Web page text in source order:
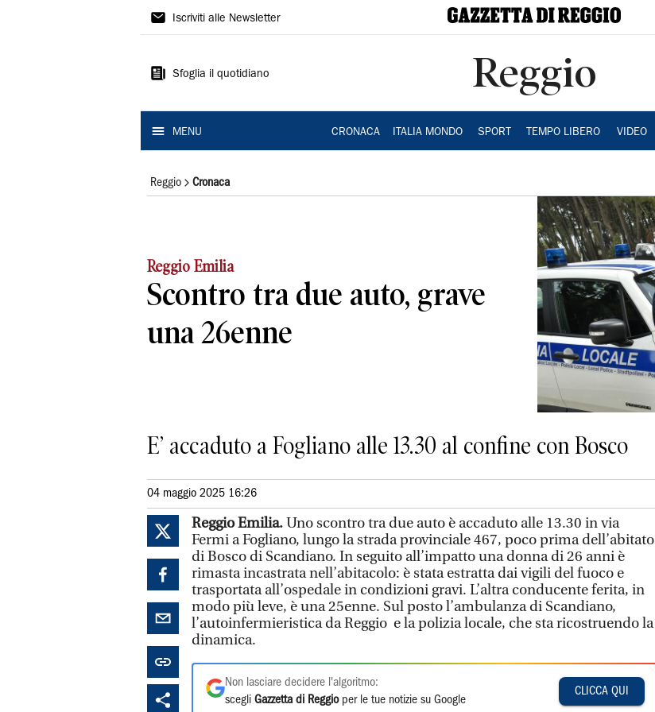
Gazzetta
Reggio
Iscriviti alle Newsletter
Sfoglia il quotidiano Reggio
MENU CRONACA ITALIA MONDO SPORT TEMPO LIBERO VIDEO
Reggio Cronaca
Reggio Emilia
Scontro tra due auto, grave
una 26enne
E’ accaduto a Fogliano alle 13.30 al confine con Bosco
04 maggio 2025 16:26
Reggio Emilia.Uno scontro tra due auto è accaduto alle 13.30 in via
Fermi a Fogliano, lungo la strada provinciale 467, poco prima dell’abitato
di Bosco di Scandiano. In seguito all’impatto una donna di 26 anni è
rimasta incastrata nell’abitacolo: è stata estratta dai vigili del fuoco e
trasportata all’ospedale in condizioni gravi. L’altra conducente ferita, in
modo più leve, è una 25enne. Sul posto l’ambulanza di Scandiano,
l’autoinfermieristica da Reggio e la polizia locale, che sta ricostruendo la
dinamica.
Non lasciare decidere l'algoritmo:
scegli Gazzetta di Reggioper le tue notizie su Google
CLICCA QUI